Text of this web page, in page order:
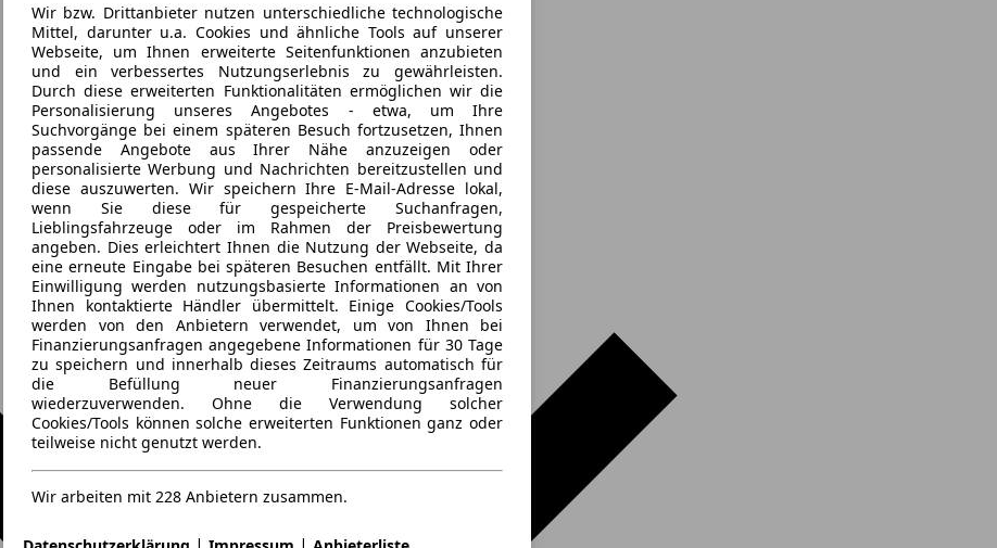
Wir bzw. Drittanbieter nutzen unterschiedliche technologische
Mittel, darunter u.a. Cookies und ähnliche Tools auf unserer
Webseite, um Ihnen erweiterte Seitenfunktionen anzubieten
und ein verbessertes Nutzungserlebnis zu gewährleisten.
Durch diese erweiterten Funktionalitäten ermöglichen wir die
Personalisierung unseres Angebotes - etwa, um Ihre
Suchvorgänge bei einem späteren Besuch fortzusetzen, Ihnen
passende Angebote aus Ihrer Nähe anzuzeigen oder
personalisierte Werbung und Nachrichten bereitzustellen und
diese auszuwerten. Wir speichern Ihre E-Mail-Adresse lokal,
wenn Sie diese für gespeicherte Suchanfragen,
Lieblingsfahrzeuge oder im Rahmen der Preisbewertung
angeben. Dies erleichtert Ihnen die Nutzung der Webseite, da
eine erneute Eingabe bei späteren Besuchen entfällt. Mit Ihrer
Einwilligung werden nutzungsbasierte Informationen an von
Ihnen kontaktierte Händler übermittelt. Einige Cookies/Tools
werden von den Anbietern verwendet, um von Ihnen bei
Finanzierungsanfragen angegebene Informationen für 30 Tage
zu speichern und innerhalb dieses Zeitraums automatisch für
die Befüllung neuer Finanzierungsanfragen
wiederzuverwenden. Ohne die Verwendung solcher
Cookies/Tools können solche erweiterten Funktionen ganz oder
teilweise nicht genutzt werden.
Wir arbeiten mit 228 Anbietern zusammen.